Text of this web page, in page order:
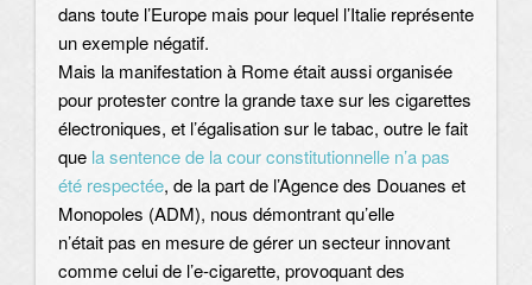
dans toute l’Europe mais pour lequel l’Italie représente
un exemple négatif.
Mais la manifestation à Rome était aussi organisée
pour protester contre la grande taxe sur les cigarettes
électroniques, et l’égalisation sur le tabac, outre le fait
que la sentence de la cour constitutionnelle n’a pas
été respectée, de la part de l’Agence des Douanes et
Monopoles (ADM), nous démontrant qu’elle
n’était pas en mesure de gérer un secteur innovant
comme celui de l’e-cigarette, provoquant des